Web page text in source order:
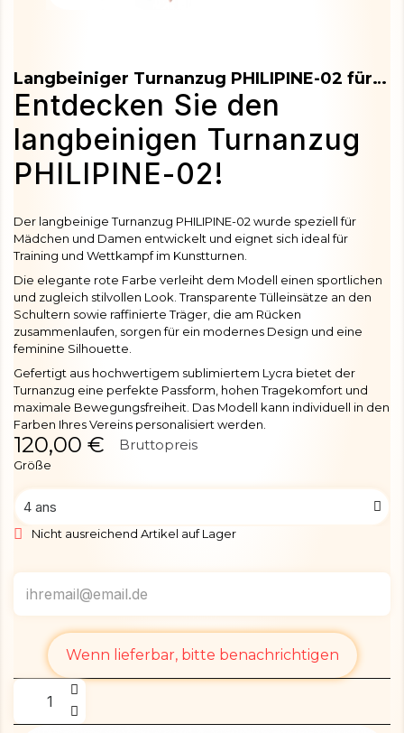
Langbeiniger Turnanzug PHILIPINE-02 für Mädchen und Damen
Entdecken Sie den
langbeinigen Turnanzug
PHILIPINE-02!
Der langbeinige Turnanzug PHILIPINE-02 wurde speziell für
Mädchen und Damen entwickelt und eignet sich ideal für
Training und Wettkampf im Kunstturnen.
Die elegante rote Farbe verleiht dem Modell einen sportlichen
und zugleich stilvollen Look. Transparente Tülleinsätze an den
Schultern sowie raffinierte Träger, die am Rücken
zusammenlaufen, sorgen für ein modernes Design und eine
feminine Silhouette.
Gefertigt aus hochwertigem sublimiertem Lycra bietet der
Turnanzug eine perfekte Passform, hohen Tragekomfort und
maximale Bewegungsfreiheit. Das Modell kann individuell in den
Farben Ihres Vereins personalisiert werden.
120,00 € Bruttopreis
Größe
Nicht ausreichend Artikel auf Lager
Wenn lieferbar, bitte benachrichtigen